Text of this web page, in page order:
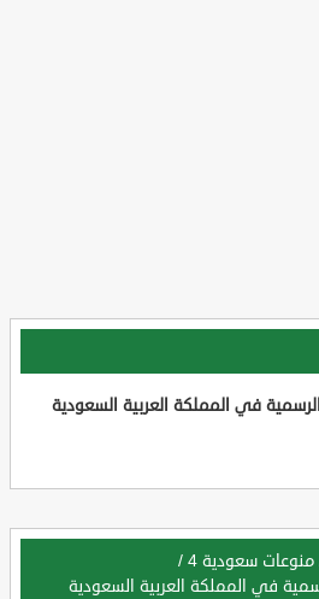
في المملكة العربية السعودية
منوعات سعودية 4
/
في المملكة العربية السعودية